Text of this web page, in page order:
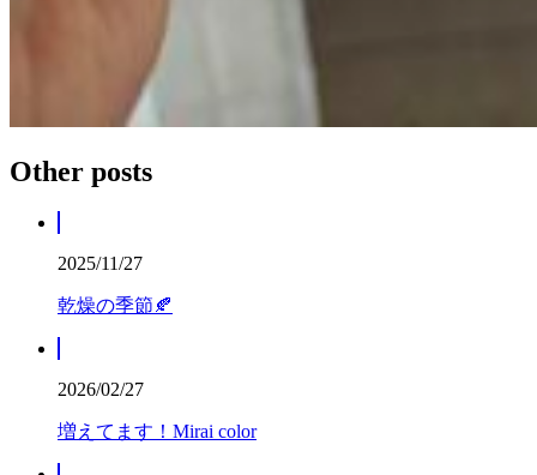
Other posts
2025/11/27
乾燥の季節🍂
2026/02/27
増えてます！Mirai color